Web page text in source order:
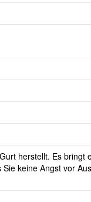
herstellt. Es bringt
keine Angst vor